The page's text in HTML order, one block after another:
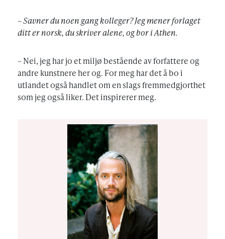
– Savner du noen gang kolleger? Jeg mener forlaget
ditt er norsk, du skriver alene, og bor i Athen.
– Nei, jeg har jo et miljø bestående av forfattere og
andre kunstnere her og. For meg har det å bo i
utlandet også handlet om en slags fremmedgjorthet
som jeg også liker. Det inspirerer meg.